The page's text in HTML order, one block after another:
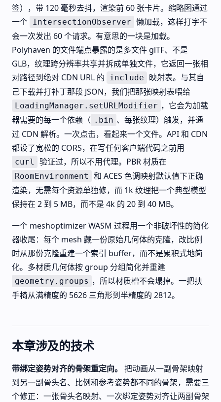
签），带 120 毫秒去抖，渲染前 60 张卡片。缩略图通过
一个 IntersectionObserver 懒加载，这样打字不
会一次发出 60 个请求。有意思的一块是加载。
Polyhaven 的文件端点暴露的是多文件 glTF、不是
GLB，纹理跨分辨率共享并拆成单独文件，它返回一张相
对路径到绝对 CDN URL 的
include
映射表。与其自
己下载并打补丁那段 JSON，我们把那张映射表喂给
LoadingManager.setURLModifier ，它会为加载
器需要的每一个依赖（ .bin 、每张纹理）触发，并通
过 CDN 解析。一次点击，看起来一个文件。API 和 CDN
都设了宽松的 CORS，在写任何客户端代码之前用
curl 验证过，所以不用代理。PBR 材质在
RoomEnvironment
和 ACES 色调映射默认值下正确
渲染，无需每个资源单独修，而 1k 纹理把一个典型模型
保持在 2 到 5 MB，而不是 4k 的 20 到 40 MB。
一个 meshoptimizer WASM 过程用一个非破坏性的简化
器收尾：每个 mesh 藏一份原始几何体的克隆，改比例
时从那份克隆重建一个索引 buffer，而不是累积式地简
化。多材质几何体按 group 分组简化并重建
geometry.groups ，所以材质槽不会塌掉。一把扶
手椅从满精度的 5626 三角形到半精度的 2812。
本章涉及的技术
带绑定姿势对齐的骨架重定向。 把动画从一副骨架映射
到另一副骨头名、比例和参考姿势都不同的骨架，需要三
个修正：一张骨头名映射、一次绑定姿势对齐让两副骨架